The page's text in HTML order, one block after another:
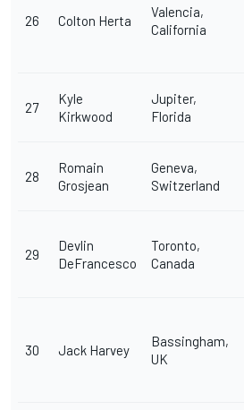
26 Colton Herta
Valencia,
California
27
Kyle
Kirkwood
Jupiter,
Florida
28
Romain
Grosjean
Geneva,
Switzerland
29
Devlin
DeFrancesco
Toronto,
Canada
30 Jack Harvey
Bassingham,
UK